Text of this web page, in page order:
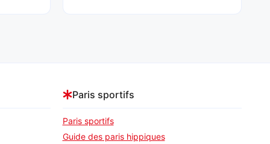
Paris sportifs
Paris sportifs
Guide des paris hippiques